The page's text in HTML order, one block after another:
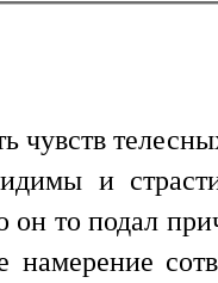
чувств
и страсти
он то подал
намерение